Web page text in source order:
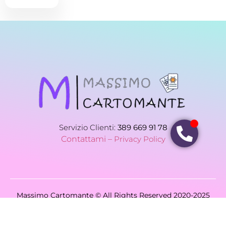
Servizio Clienti: 389 669 91 78
Contattami – Privacy Policy
Massimo Cartomante © All Rights Reserved 2020-2025